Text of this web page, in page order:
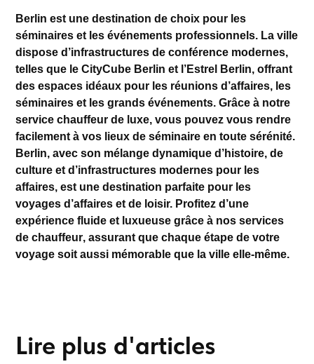
Berlin est une destination de choix pour les
séminaires et les événements professionnels. La ville
dispose d’infrastructures de conférence modernes,
telles que leCityCube Berlin et l’Estrel Berlin, offrant
des espaces idéaux pour les réunions d’affaires, les
séminaires et les grands événements. Grâce à notre
service chauffeur de luxe, vous pouvez vous rendre
facilement à vos lieux de séminaire en toute sérénité.
Berlin, avec son mélange dynamique d’histoire, de
culture et d’infrastructures modernes pour les
affaires, est une destination parfaite pour les
voyages d’affaires et de loisir. Profitez d’une
expérience fluide et luxueuse grâce à nosservices
de chauffeur, assurant que chaque étape de votre
voyage soit aussi mémorable que la ville elle-même.
Lire plus d'articles